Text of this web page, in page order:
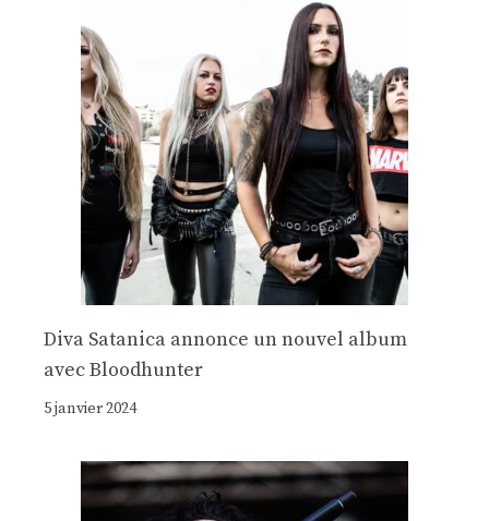
Diva Satanica annonce un nouvel album
avec Bloodhunter
5 janvier 2024